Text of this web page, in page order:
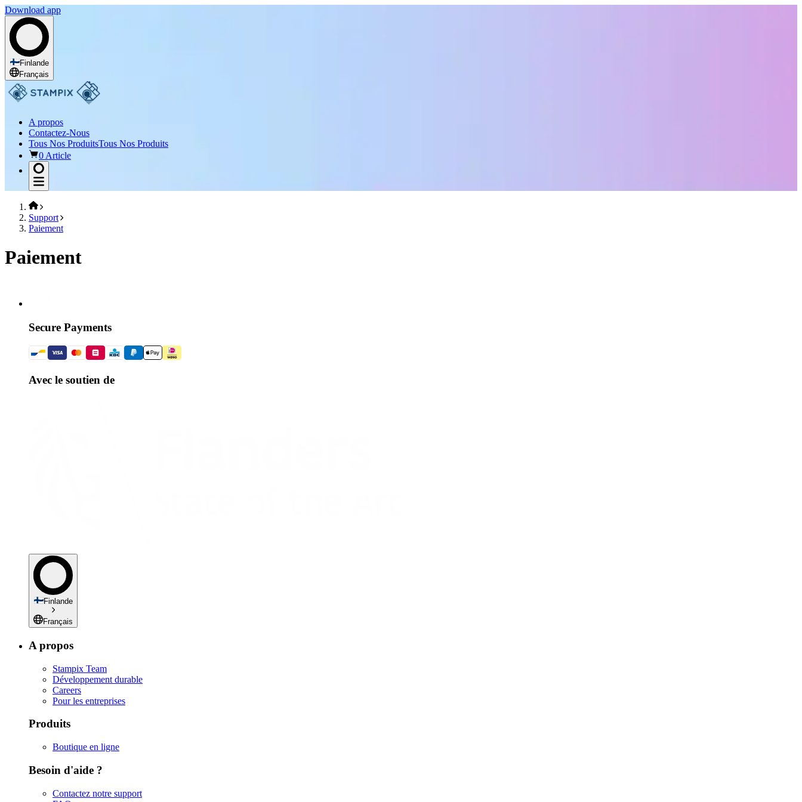
Download app
Finlande
Français
A propos
Contactez-Nous
Tous Nos ProduitsTous Nos Produits
0 Article
Support
Paiement
Paiement
Secure Payments
Avec le soutien de
Finlande
Français
A propos
Stampix Team
Développement durable
Careers
Pour les entreprises
Produits
Boutique en ligne
Besoin d'aide ?
Contactez notre support